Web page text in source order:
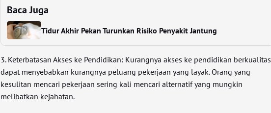
Baca Juga
Tidur Akhir Pekan Turunkan Risiko Penyakit Jantung
3. Keterbatasan Akses ke Pendidikan: Kurangnya akses ke pendidikan berkualitas
dapat menyebabkan kurangnya peluang pekerjaan yang layak. Orang yang
kesulitan mencari pekerjaan sering kali mencari alternatif yang mungkin
melibatkan kejahatan.